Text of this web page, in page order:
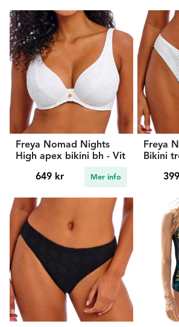
Freya Nomad Nights
High apex bikini bh - Vit
649 kr Mer info
Freya
Bikini